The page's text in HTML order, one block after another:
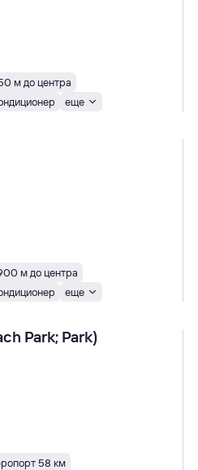
м до центра
еще
м до центра
еще
Park; Park)
58 км